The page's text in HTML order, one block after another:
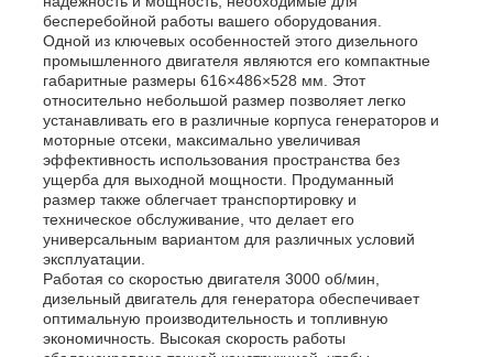
Ролики
О Компании
Наша фабрика
контроль качества
контактные данные
бесперебойной работы вашего оборудования.
Одной из ключевых особенностей этого дизельного
промышленного двигателя являются его компактные
габаритные размеры 616×486×528 мм. Этот
относительно небольшой размер позволяет легко
устанавливать его в различные корпуса генераторов и
моторные отсеки, максимально увеличивая
эффективность использования пространства без
ущерба для выходной мощности. Продуманный
размер также облегчает транспортировку и
техническое обслуживание, что делает его
универсальным вариантом для различных условий
эксплуатации.
Работая со скоростью двигателя 3000 об/мин,
дизельный двигатель для генератора обеспечивает
оптимальную производительность и топливную
экономичность. Высокая скорость работы